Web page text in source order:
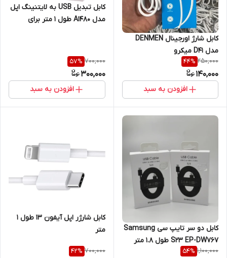
کابل شارژ اورجینال DENMEN
مدل D41 میکرو
250,000
44%
140,000
افزودن به سبد
کابل تبدیل USB به لایتنینگ اپل
مدل A1480 طول ۱ متر برای
700,000
57%
300,000
افزودن به سبد
کابل دو سر تایپ سی Samsung
S23 EP-DW767 طول 1.8 متر
1,100,000
54%
کابل شارژر اپل آیفون ۱۳ طول ۱
متر
700,000
42%